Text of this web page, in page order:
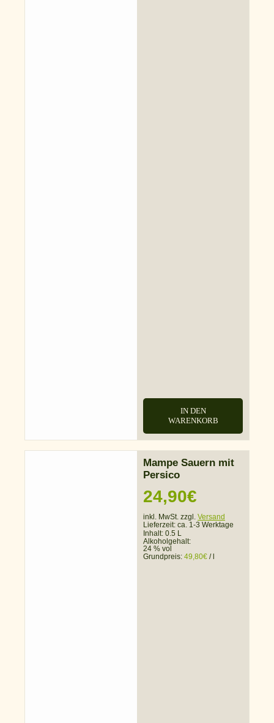
IN DEN
WARENKORB
Mampe Sauern mit
Persico
24,90€
inkl. MwSt. zzgl. Versand
Lieferzeit: ca. 1-3 Werktage
Inhalt: 0.5 L
Alkoholgehalt:
24 % vol
Grundpreis: 49,80€ /